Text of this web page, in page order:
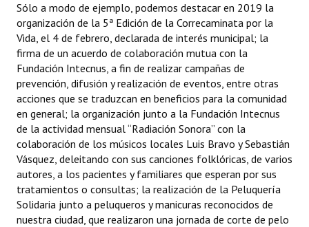
Sólo a modo de ejemplo, podemos destacar en 2019 la
organización de la 5ª Edición de la Correcaminata por la
Vida, el 4 de febrero, declarada de interés municipal; la
firma de un acuerdo de colaboración mutua con la
Fundación Intecnus, a fin de realizar campañas de
prevención, difusión y realización de eventos, entre otras
acciones que se traduzcan en beneficios para la comunidad
en general; la organización junto a la Fundación Intecnus
de la actividad mensual “Radiación Sonora” con la
colaboración de los músicos locales Luis Bravo y Sebastián
Vásquez, deleitando con sus canciones folklóricas, de varios
autores, a los pacientes y familiares que esperan por sus
tratamientos o consultas; la realización de la Peluquería
Solidaria junto a peluqueros y manicuras reconocidos de
nuestra ciudad, que realizaron una jornada de corte de pelo